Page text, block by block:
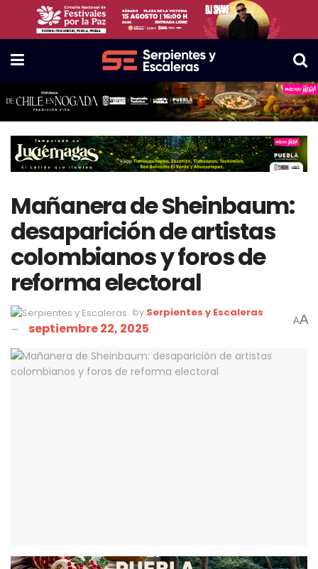
Mañanera de Sheinbaum:
desaparición de artistas
colombianos y foros de
reforma electoral
by Serpientes y Escaleras
septiembre 22, 2025 AA